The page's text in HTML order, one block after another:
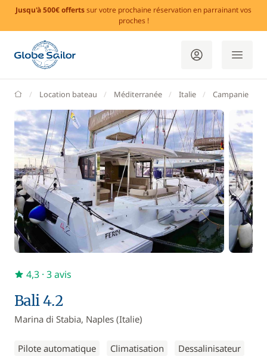
Jusqu'à 500€ offertssur votre prochaine réservation en parrainant vos
proches !
GlobeSailor
Location bateau Méditerranée Italie Campanie
Bali 4.2
Marina di Stabia, Naples (Italie)
Pilote automatique Climatisation
Dessalinisateur
4,3 · 3 avis